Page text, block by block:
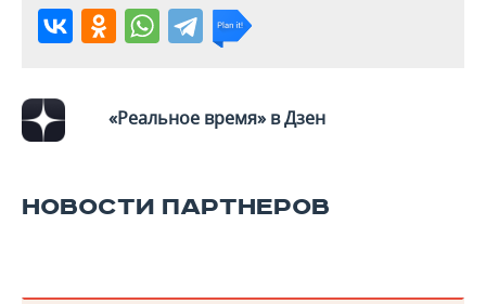
«Реальное время» в Дзен
НОВОСТИ ПАРТНЕРОВ